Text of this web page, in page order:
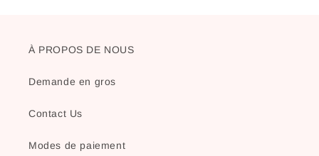
À PROPOS DE NOUS
Demande en gros
Contact Us
Modes de paiement